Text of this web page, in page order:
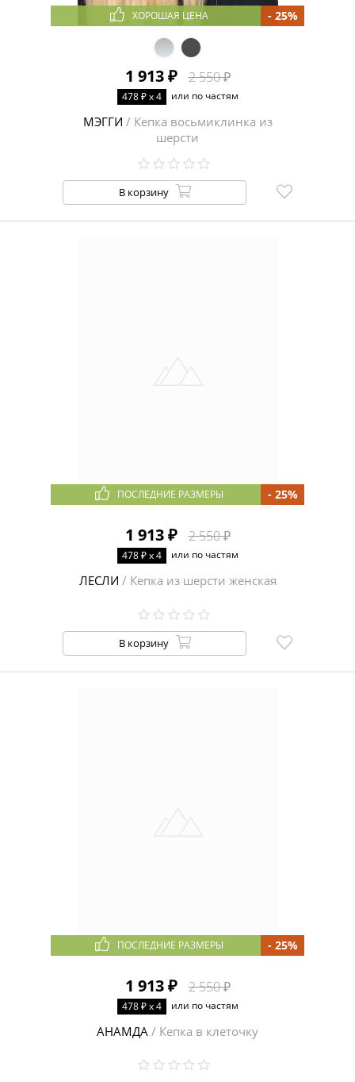
ХОРОШАЯ ЦЕНА
1 913 ₽ 2 550 ₽
- 25%
478 ₽ x 4 или по частям
МЭГГИ / Кепка восьмиклинка из
шерсти
В корзину
ПОСЛЕДНИЕ РАЗМЕРЫ
1 913 ₽ 2 550 ₽
- 25%
478 ₽ x 4 или по частям
ЛЕСЛИ / Кепка из шерсти женская
В корзину
ПОСЛЕДНИЕ РАЗМЕРЫ
1 913 ₽ 2 550 ₽
- 25%
478 ₽ x 4 или по частям
АНАМДА / Кепка в клеточку